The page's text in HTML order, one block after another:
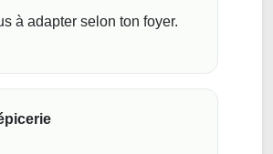
à adapter selon ton foyer.